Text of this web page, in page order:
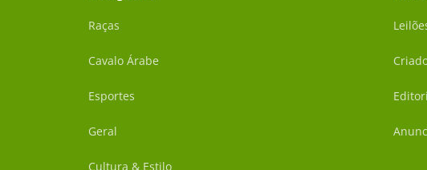
Raças
Cavalo Árabe
Esportes
Geral
Cultura & Estilo